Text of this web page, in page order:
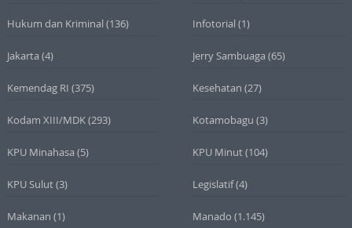
Hukum dan Kriminal (136) Infotorial (1)
Jakarta (4) Jerry Sambuaga (65)
Kemendag RI (375) Kesehatan (27)
Kodam XIII/MDK(293) Kotamobagu (3)
KPU Minahasa (5) KPU Minut(104)
KPU Sulut(3) Legislatif(4)
Makanan (1) Manado (1.145)